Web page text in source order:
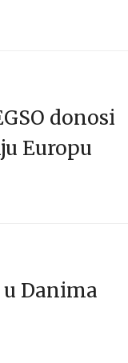
donosi
Europu
Danima